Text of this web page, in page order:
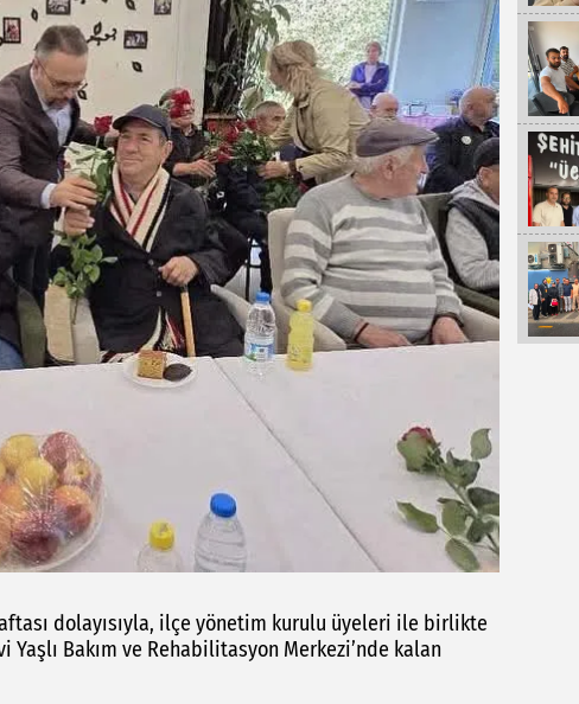
dolayısıyla, ilçe yönetim kurulu üyeleri ile birlikte
Yaşlı Bakım ve Rehabilitasyon Merkezi’nde kalan